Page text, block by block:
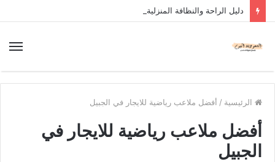
دليل الراحة والنظافة المنزلية
الرئيسية / أفضل ملاعب رياضية للايجار في الجبيل
أفضل ملاعب رياضية للايجار في
الجبيل